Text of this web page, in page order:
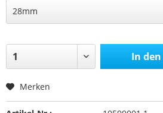
In den
Merken